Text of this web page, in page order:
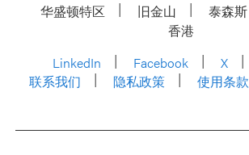
华盛顿特区
旧金山 泰森斯
香港
LinkedIn
Facebook X
联系我们
隐私政策 使用条款